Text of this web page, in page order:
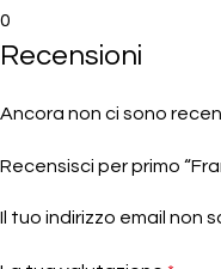
0
Recensioni
Ancora non ci sono
Recensisci per primo
Il tuo indirizzo email non